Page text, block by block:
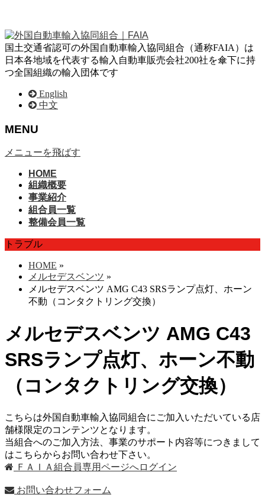
国土交通省認可の外国自動車輸入協同組合（通称FAIA）は
日本各地域を代表する輸入自動車販売会社200社を傘下に持
つ全国組織の輸入団体です
English
中文
MENU
メニューを飛ばす
HOME
組織概要
事業紹介
組合員一覧
整備会員一覧
トラブル
HOME »
メルセデスベンツ »
メルセデスベンツ AMG C43 SRSランプ点灯、ホーン
不動（コンタクトリング交換）
メルセデスベンツ AMG C43
SRSランプ点灯、ホーン不動
（コンタクトリング交換）
こちらは外国自動車輸入協同組合にご加入いただいている店
舗様限定のコンテンツとなります。
当組合へのご加入方法、事業のサポート内容等につきまして
はこちらからお問い合わせ下さい。
ＦＡＩＡ組合員専用ページへログイン
お問い合わせフォーム